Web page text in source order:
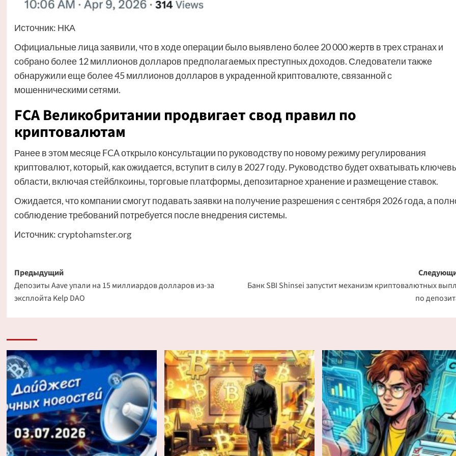
Источник: НКА
Официальные лица заявили, что в ходе операции было выявлено более 20 000 жертв в трех странах и
собрано более 12 миллионов долларов предполагаемых преступных доходов. Следователи также
обнаружили еще более 45 миллионов долларов в украденной криптовалюте, связанной с
мошенническими сетями.
FCA Великобритании продвигает свод правил по
криптовалютам
Ранее в этом месяце FCA открыло консультации по руководству по новому режиму регулирования
криптовалют, который, как ожидается, вступит в силу в 2027 году. Руководство будет охватывать
области, включая стейблкоины, торговые платформы, депозитарное хранение и размещение ставок.
Ожидается, что компании смогут подавать заявки на получение разрешения с сентября 2026 года, а
соблюдение требований потребуется после внедрения системы.
Источник:cryptohamster.org
Навигация
записи
Предыдущий
Депозиты Aave упали на 15 миллиардов долларов из-за
эксплойта Kelp DAO
Банк SBI Shinsei запустит механизм криптовалютных
по